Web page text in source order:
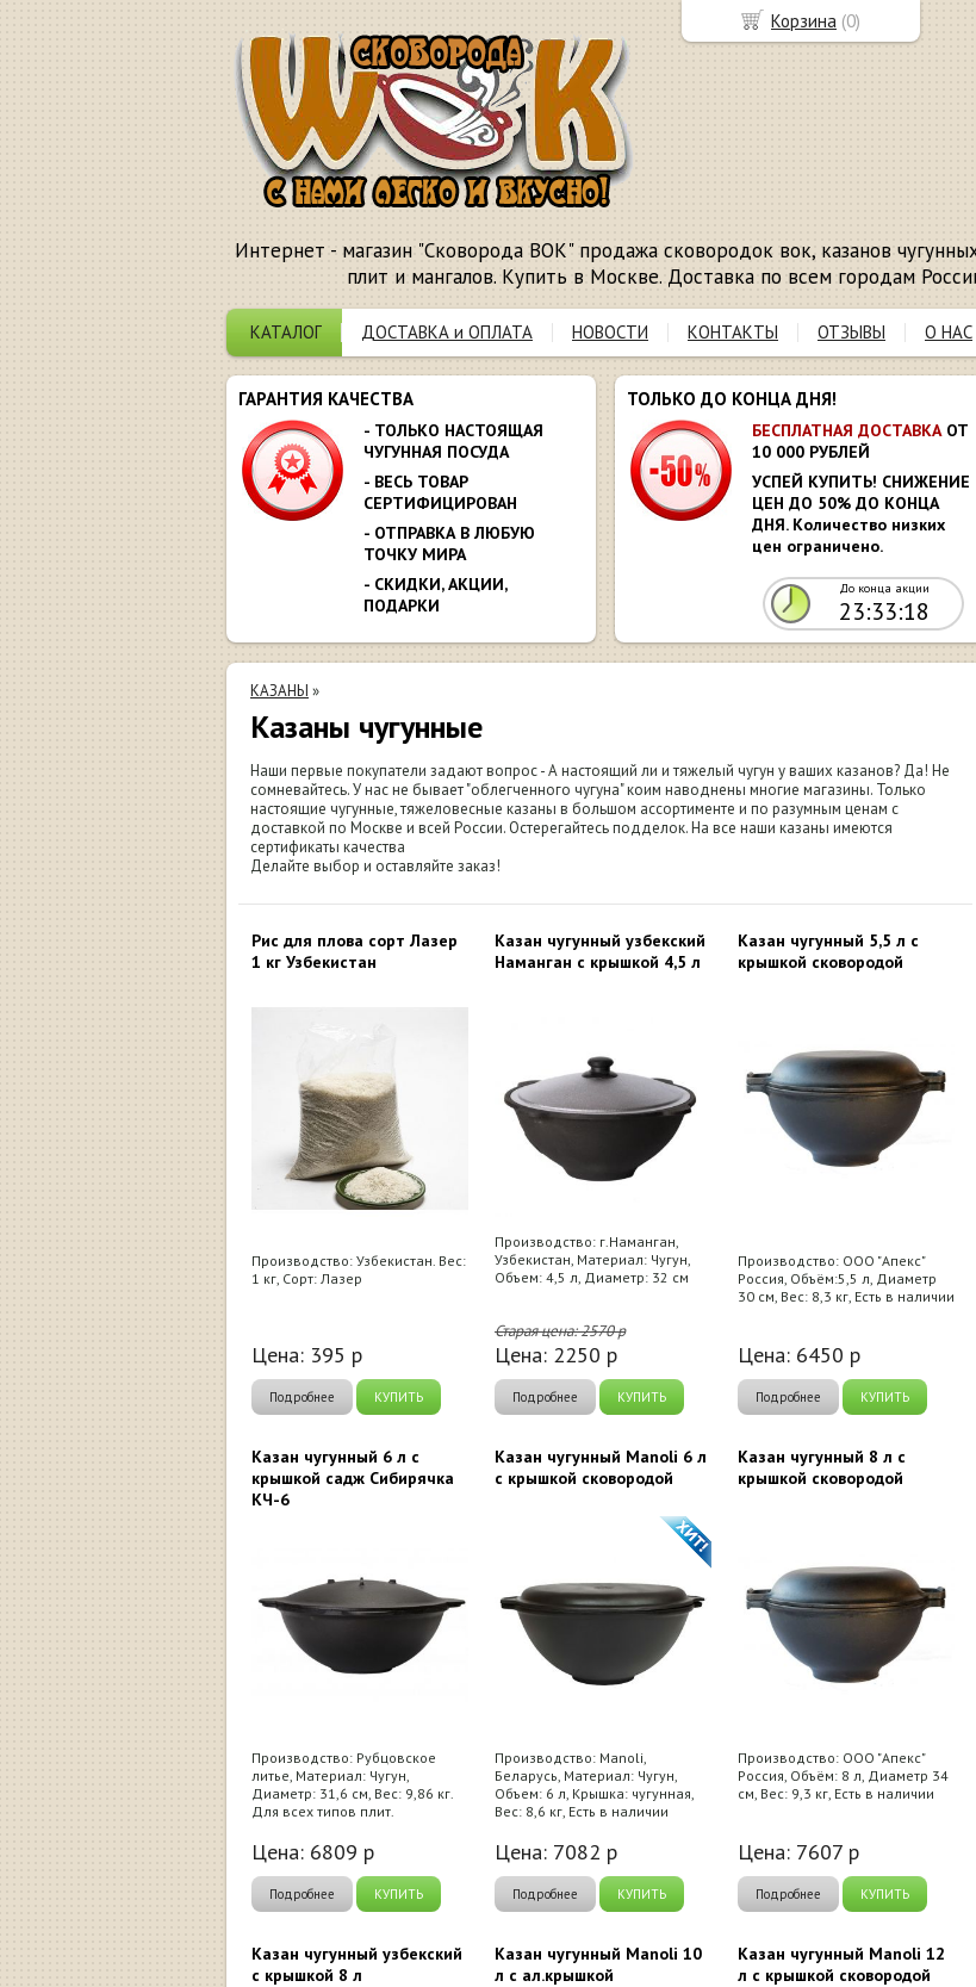
Интернет - магазин "Сковорода ВОК" продажа сковородок вок, казанов
плит и мангалов. Купить в Москве. Доставка по всем городам
КАТАЛОГ ДОСТАВКА и ОПЛАТА НОВОСТИ КОНТАКТЫ ОТЗЫВЫ О НАС
ГАРАНТИЯ КАЧЕСТВА
- ТОЛЬКО НАСТОЯЩАЯ
ЧУГУННАЯ ПОСУДА
- ВЕСЬ ТОВАР
СЕРТИФИЦИРОВАН
- ОТПРАВКА В ЛЮБУЮ
ТОЧКУ МИРА
- СКИДКИ, АКЦИИ,
ПОДАРКИ
ТОЛЬКО ДО КОНЦА ДНЯ!
БЕСПЛАТНАЯ ДОСТАВКА ОТ
10 000 РУБЛЕЙ
УСПЕЙ КУПИТЬ! СНИЖЕНИЕ
ЦЕН ДО 50% ДО КОНЦА
ДНЯ. Количество низких
цен ограничено.
До конца акции
23:33:17
КАЗАНЫ »
Казаны чугунные
Наши первые покупатели задают вопрос - А настоящий ли и тяжелый чугун у ваших казанов? Да! Не
сомневайтесь. У нас не бывает "облегченного чугуна" коим наводнены многие магазины. Только
настоящие чугунные, тяжеловесные казаны в большом ассортименте и по разумным ценам с
доставкой по Москве и всей России. Остерегайтесь подделок. На все наши казаны имеются
сертификаты качества
Делайте выбор и оставляйте заказ!
Рис для плова сорт Лазер
1 кг Узбекистан
Производство: Узбекистан. Вес:
1 кг, Сорт: Лазер
Цена: 395 р
Подробнее КУПИТЬ
Казан чугунный узбекский
Наманган с крышкой 4,5 л
Производство: г.Наманган,
Узбекистан, Материал: Чугун,
Объем: 4,5 л, Диаметр: 32 см
Старая цена:2570р
Цена: 2250 р
Подробнее КУПИТЬ
Казан чугунный 5,5 л с
крышкой сковородой
Производство: ООО "Апекс"
Россия, Объём:5,5 л, Диаметр
30 см, Вес: 8,3 кг, Есть в наличии
Цена: 6450 р
Подробнее КУПИТЬ
Казан чугунный 6 л с
крышкой садж Сибирячка
КЧ-6
Производство: Рубцовское
литье, Материал: Чугун,
Диаметр: 31,6 см, Вес: 9,86 кг.
Для всех типов плит.
Цена: 6809 р
Подробнее КУПИТЬ
Казан чугунный Manoli 6 л
с крышкой сковородой
Производство: Manoli,
Беларусь, Материал: Чугун,
Объем: 6 л, Крышка: чугунная,
Вес: 8,6 кг, Есть в наличии
Цена: 7082 р
Подробнее КУПИТЬ
Казан чугунный 8 л с
крышкой сковородой
Производство: ООО "Апекс"
Россия, Объём: 8 л, Диаметр 34
см, Вес: 9,3 кг, Есть в наличии
Цена: 7607 р
Подробнее КУПИТЬ
Казан чугунный узбекский
с крышкой 8 л
Казан чугунный Manoli 10
л с ал.крышкой
Казан чугунный Manoli 12
л с крышкой сковородой
Корзина (0)